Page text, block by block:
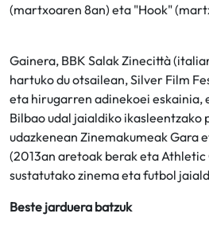
(martxoaren 8an) eta "Hook"
Gainera, BBK Salak Zinecittà
hartuko du otsailean, Silver Film
eta hirugarren adinekoei eskainia,
Bilbao udal jaialdiko ikasleentzako
udazkenean Zinemakumeak Gara
(2013an aretoak berak eta Athletic
sustatutako zinema eta futbol
Beste jarduera batzuk